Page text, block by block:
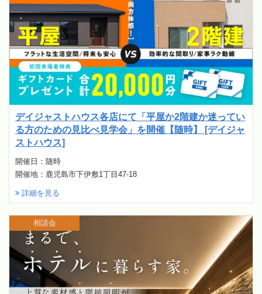
デイジャストハウス各店にて「平屋か2階建か迷ってい
る方のための見比べ見学会」を開催【随時】 [デイジャ
ストハウス]
開催日：随時
開催地：鹿児島市下伊敷1丁目47-18
詳細を見る
相談会